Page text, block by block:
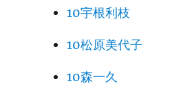
10宇根利枝
10松原美代子
10森一久